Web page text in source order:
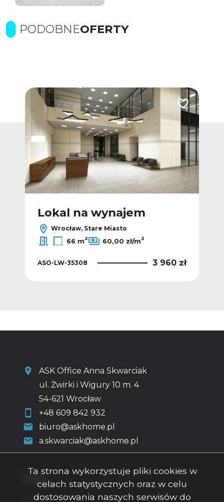
PODOBNEOFERTY
Dodaj do ulubionych Dodaj do
Lokal na wynajem
Wrocław, Stare Miasto
66 m2 60,00 zł/m2
ASO-LW-35308 3 960 zł
ASK Office Anna Skwarciak
ul. Żwirki i Wigury 10 m. 4
54-621 Wrocław
+48 609 842 932
biuro@askhome.pl
a.skwarciak@askhome.pl
Ta strona wykorzystuje pliki cookies w
celach statystycznych oraz w celu
dostosowania naszych serwisów do